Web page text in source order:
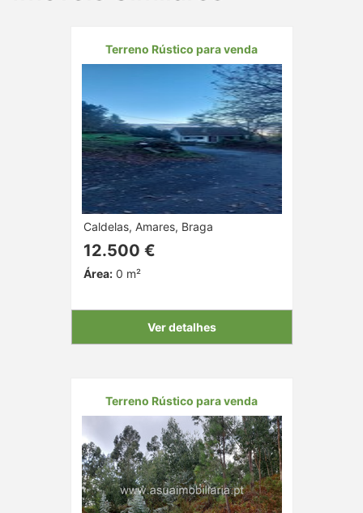
Terreno Rústico para venda
Caldelas, Amares, Braga
12.500 €
Área:0 m²
Ver detalhes
Terreno Rústico para venda